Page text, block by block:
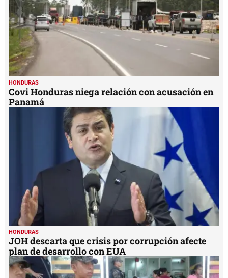
HONDURAS
Covi Honduras niega relación con acusación en
Panamá
HONDURAS
JOH descarta que crisis por corrupción afecte
plan de desarrollo con EUA